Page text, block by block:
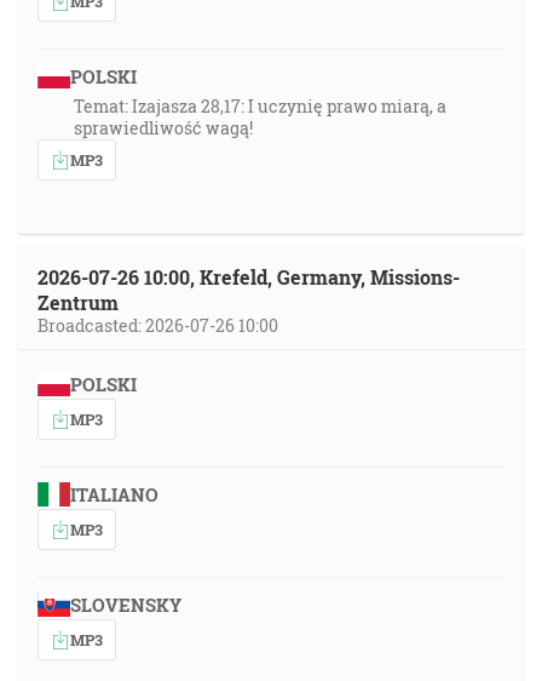
POLSKI
Temat: Izajasza 28,17: I uczynię prawo miarą, a
sprawiedliwość wagą!
MP3
2026-07-26 10:00, Krefeld, Germany, Missions-
Zentrum
Broadcasted: 2026-07-26 10:00
POLSKI
MP3
ITALIANO
MP3
SLOVENSKY
MP3